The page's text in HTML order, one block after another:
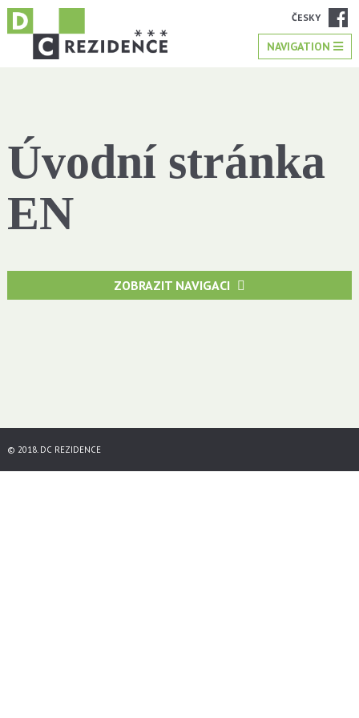
ČESKY
NAVIGATION
Úvodní stránka
EN
© 2018. DC REZIDENCE